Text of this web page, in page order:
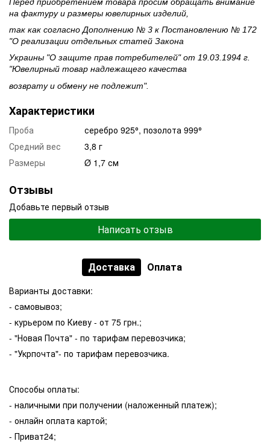
на фактуру и размеры ювелирных изделий,
так как согласно Дополнению № 3 к Постановлению № 172
"О реализации отдельных статей Закона
Украины "О защите прав потребителей" от 19.03.1994 г.
"Ювелирный товар надлежащего качества
возврату и обмену не подлежит".
Характеристики
Проба
серебро 925⁰, позолота 999⁰
Средний вес
3,8 г
Размеры
Ø 1,7 см
Отзывы
Добавьте первый отзыв
Написать отзыв
Доставка Оплата
Варианты доставки:
- самовывоз;
- курьером по Киеву - от 75 грн.;
- "Новая Почта" - по тарифам перевозчика;
- "Укрпочта"- по тарифам перевозчика.
Способы оплаты:
- наличными при получении (наложенный платеж);
- онлайн оплата картой;
- Приват24;